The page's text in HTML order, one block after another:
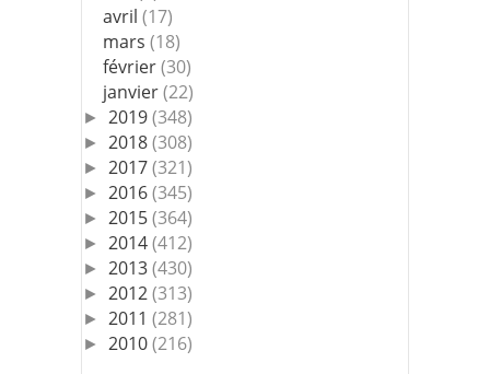
avril(17)
mars(18)
février(30)
janvier(22)
► 2019(348)
► 2018(308)
► 2017(321)
► 2016(345)
► 2015(364)
► 2014(412)
► 2013(430)
► 2012(313)
► 2011 (281)
► 2010(216)